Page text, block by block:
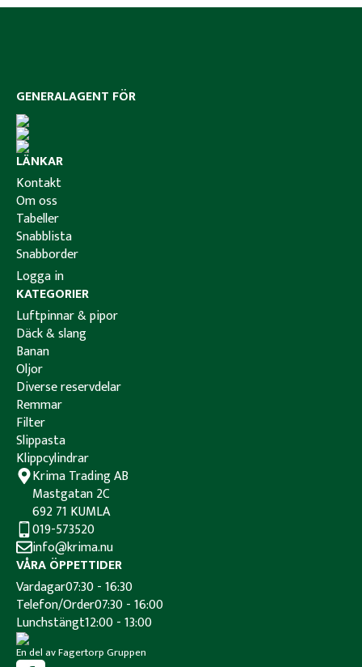
Krima Trading AB
Mastgatan 2C
692 71 KUMLA
019-573520
info@krima.nu
VÅRA ÖPPETTIDER
Vardagar07:30 - 16:30
Telefon/Order07:30 - 16:00
Lunchstängt12:00 - 13:00
En del av Fagertorp Gruppen
KATEGORIER
Luftpinnar & pipor
Däck & slang
Banan
Oljor
Diverse reservdelar
Remmar
Filter
Slippasta
Klippcylindrar
LÄNKAR
Kontakt
Om oss
Tabeller
Snabblista
Snabborder
Logga in
GENERALAGENT FÖR